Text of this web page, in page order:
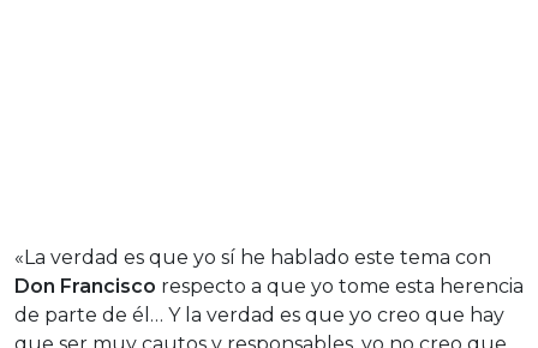
«La verdad es que yo sí he hablado este tema con
Don Francisco respecto a que yo tome esta herencia
de parte de él… Y la verdad es que yo creo que hay
que ser muy cautos y responsables, yo no creo que